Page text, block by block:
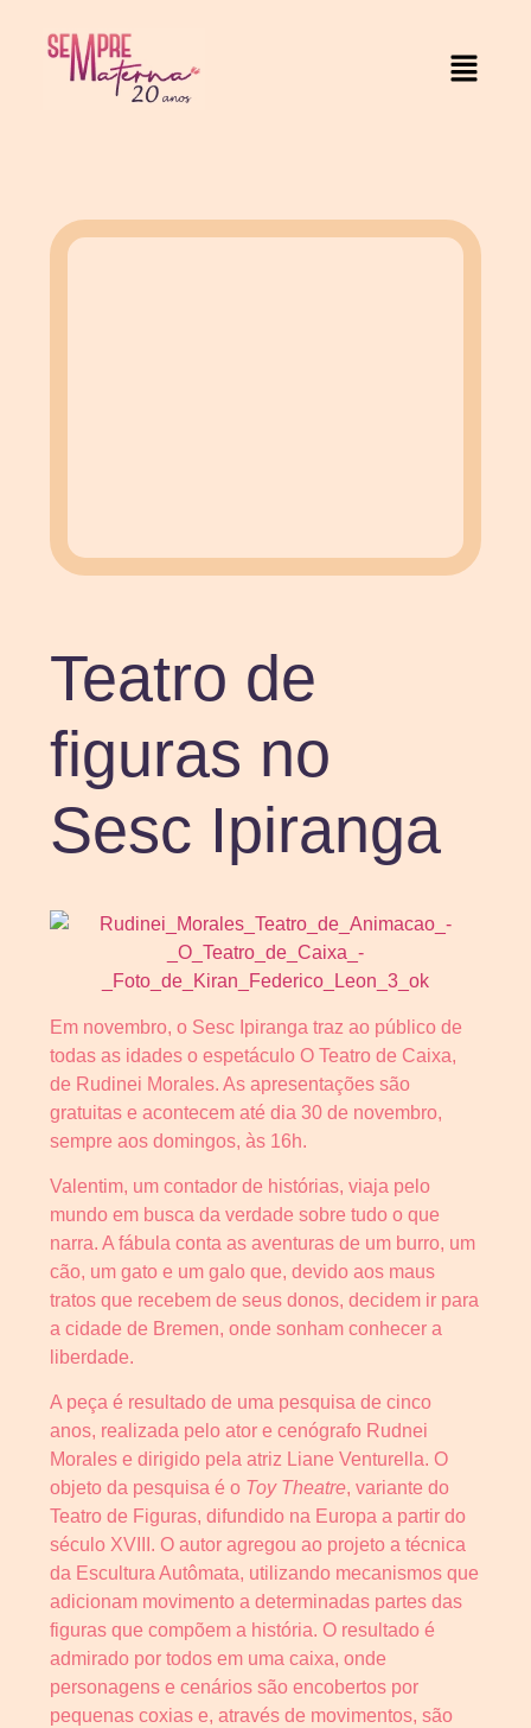
Teatro de
figuras no
Sesc Ipiranga
Em novembro, o Sesc Ipiranga traz ao público de
todas as idades o espetáculo O Teatro de Caixa,
de Rudinei Morales. As apresentações são
gratuitas e acontecem até dia 30 de novembro,
sempre aos domingos, às 16h.
Valentim, um contador de histórias, viaja pelo
mundo em busca da verdade sobre tudo o que
narra. A fábula conta as aventuras de um burro, um
cão, um gato e um galo que, devido aos maus
tratos que recebem de seus donos, decidem ir para
a cidade de Bremen, onde sonham conhecer a
liberdade.
A peça é resultado de uma pesquisa de cinco
anos, realizada pelo ator e cenógrafo Rudnei
Morales e dirigido pela atriz Liane Venturella. O
objeto da pesquisa é o Toy Theatre, variante do
Teatro de Figuras, difundido na Europa a partir do
século XVIII. O autor agregou ao projeto a técnica
da Escultura Autômata, utilizando mecanismos que
adicionam movimento a determinadas partes das
figuras que compõem a história. O resultado é
admirado por todos em uma caixa, onde
personagens e cenários são encobertos por
pequenas coxias e, através de movimentos, são